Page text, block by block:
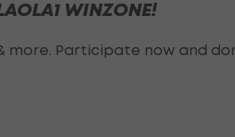
WINZONE!
more. Participate now and